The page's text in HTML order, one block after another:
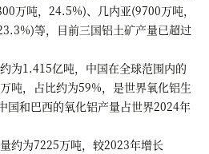
万吨，24.5%)、几内亚(9700万吨，
等，目前三国铝土矿产量已超过
1.415亿吨，中国在全球范围内的
吨，占比约为59%，是世界氧化铝生
国和巴西的氧化铝产量占世界2024年
为7225万吨，较2023年增长